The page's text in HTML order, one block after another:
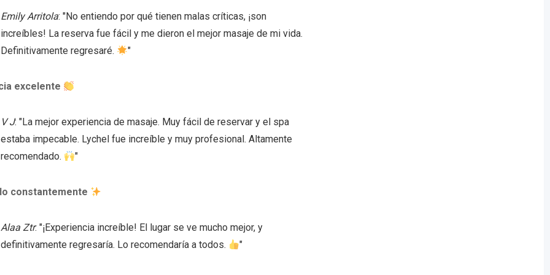
Emily Arritola: "No entiendo por qué tienen malas críticas, ¡son
increíbles! La reserva fue fácil y me dieron el mejor masaje de mi vida.
Definitivamente regresaré.
"
excelente
V J: "La mejor experiencia de masaje. Muy fácil de reservar y el spa
estaba impecable. Lychel fue increíble y muy profesional. Altamente
recomendado.
"
constantemente
Alaa Ztr: "¡Experiencia increíble! El lugar se ve mucho mejor, y
definitivamente regresaría. Lo recomendaría a todos.
"